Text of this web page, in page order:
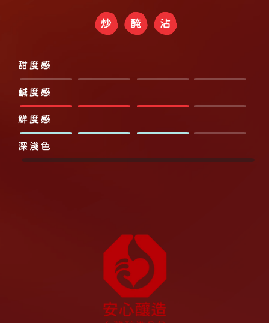
炒 醃 沾
甜度感
鹹度感
鮮度感
深淺色